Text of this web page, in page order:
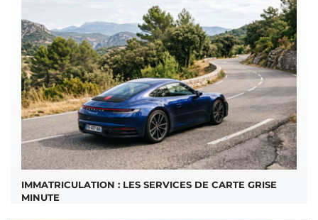
IMMATRICULATION : LES SERVICES DE CARTE GRISE
MINUTE